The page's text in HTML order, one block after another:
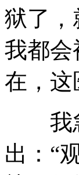
狱了，
我都会
在，这
我急
出：“